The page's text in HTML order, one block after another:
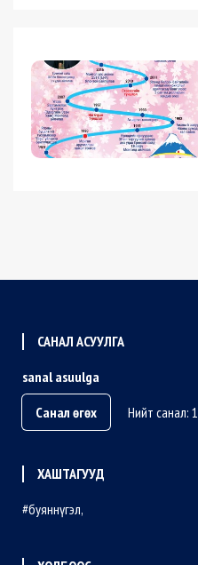
САНАЛ АСУУЛГА
sanal asuulga
Санал өгөх
Нийт санал: 1
ХАШТАГУУД
буяннүгэл